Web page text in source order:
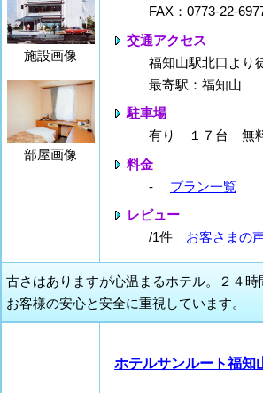
施設画像
部屋画像
FAX：0773-22-
交通アクセス
福知山駅北口より
最寄駅：福知山
駐車場
有り １７台 無
料金
- プラン一覧
レビュー
/1件 お客さまの
古さはありますが心温まるホテル。２４
お客様の安心と安全に重視しています。
ホテルサンルート福知